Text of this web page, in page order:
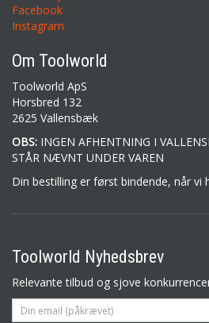
Facebook
Instagram
Om Toolworld
Toolworld ApS
Horsbred 132
2625 Vallensbæk
OBS: INGEN AFHENTNING I
STÅR NÆVNT UNDER VAREN
Din bestilling er først bindende, når
Toolworld Nyhedsbrev
Relevante tilbud og sjove